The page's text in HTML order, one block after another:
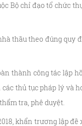
Bộ chỉ đạo tổ chức
thầu theo đúng quy
thành công tác lập
thủ tục pháp lý và
tra, phê duyệt.
khẩn trương lập